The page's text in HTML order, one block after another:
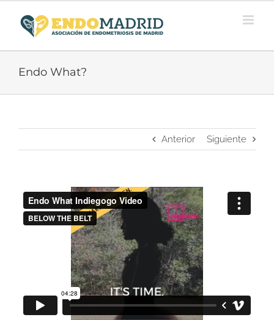
contenido
Endo What?
Anterior Siguiente